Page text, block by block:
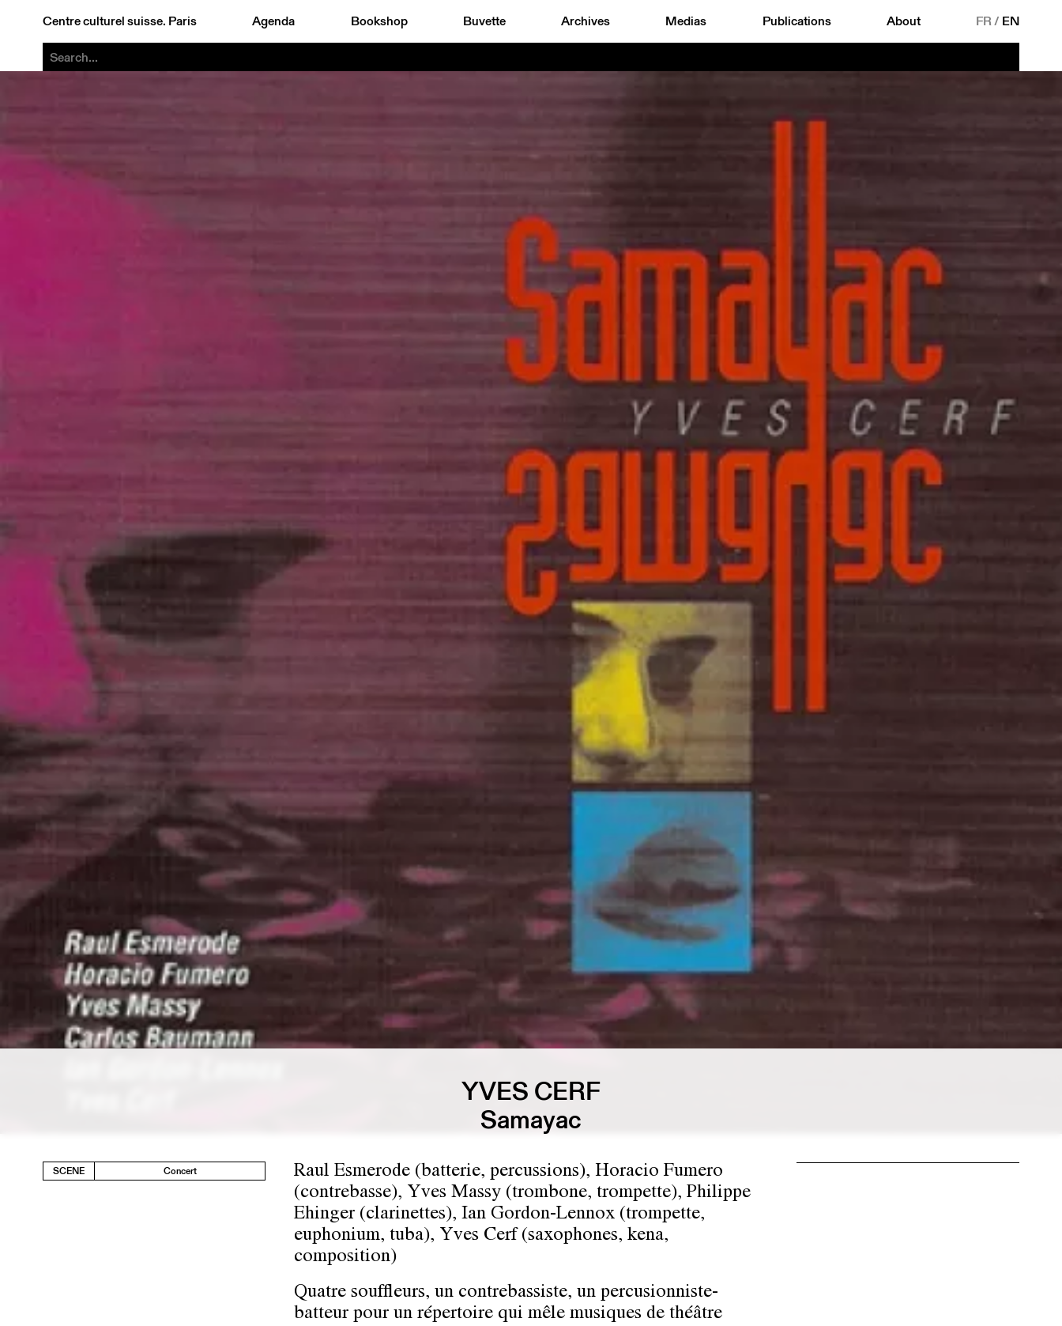
Centre culturel suisse. Paris Agenda Bookshop Buvette Archives Medias Publications About FR/ EN
YVES CERF
Samayac
SCENE Concert
Raul Esmerode (batterie, percussions), Horacio Fumero
(contrebasse), Yves Massy (trombone, trompette), Philippe
Ehinger (clarinettes), Ian Gordon-Lennox (trompette,
euphonium, tuba), Yves Cerf (saxophones, kena,
composition)
Quatre souffleurs, un contrebassiste, un percusionniste-
batteur pour un répertoire qui mêle musiques de théâtre